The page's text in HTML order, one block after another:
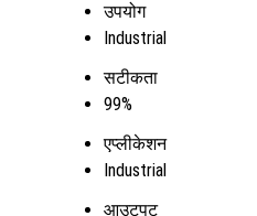
उपयोग
Industrial
सटीकता
99%
एप्लीकेशन
Industrial
आउटपुट